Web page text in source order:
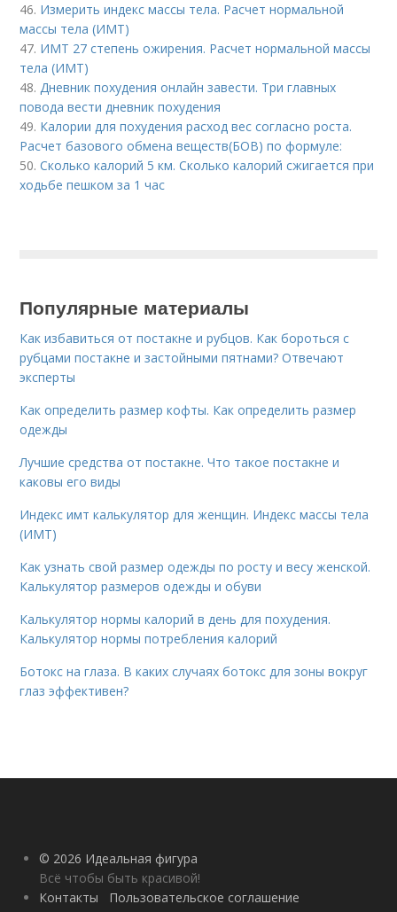
46. Измерить индекс массы тела. Расчет нормальной
массы тела (ИМТ)
47. ИМТ 27 степень ожирения. Расчет нормальной массы
тела (ИМТ)
48.Дневник похудения онлайн завести. Три главных
повода вести дневник похудения
49. Калории для похудения расход вес согласно роста.
Расчет базового обмена веществ(БОВ) по формуле:
50.Сколько калорий 5 км. Сколько калорий сжигается при
ходьбе пешком за 1 час
Популярные материалы
Как избавиться от постакне и рубцов. Как бороться с
рубцами постакне и застойными пятнами? Отвечают
эксперты
Как определить размер кофты. Как определить размер
одежды
Лучшие средства от постакне. Что такое постакне и
каковы его виды
Индекс имт калькулятор для женщин. Индекс массы тела
(ИМТ)
Как узнать свой размер одежды по росту и весу женской.
Калькулятор размеров одежды и обуви
Калькулятор нормы калорий в день для похудения.
Калькулятор нормы потребления калорий
Ботокс на глаза. В каких случаях ботокс для зоны вокруг
глаз эффективен?
© 2026 Идеальная фигура
Всё чтобы быть красивой!
Контакты
Пользовательское соглашение